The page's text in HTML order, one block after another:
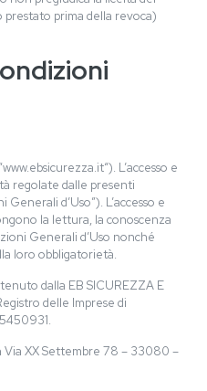
prima della revoca)
L’accesso e
regolate dalle presenti
d’Uso”). L’accesso e
la lettura, la conoscenza
Generali d’Uso nonché
loro obbligatorietà.
dalla EB SICUREZZA E
delle Imprese di
Via XX Settembre 78 – 33080 –